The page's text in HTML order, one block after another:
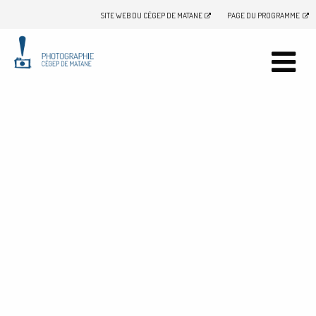
SITE WEB DU CÉGEP DE MATANE PAGE DU PROGRAMME